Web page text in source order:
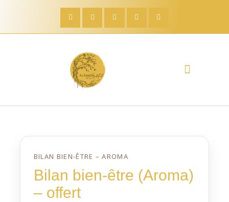
BILAN BIEN-ÊTRE – AROMA
Bilan bien-être (Aroma)
– offert